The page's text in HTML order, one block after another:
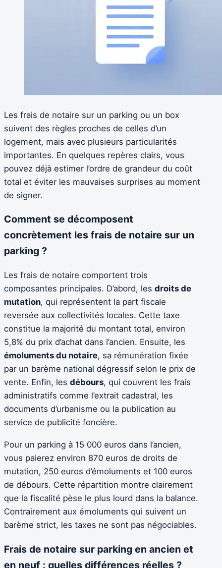
Les frais de notaire sur un parking ou un box
suivent des règles proches de celles d’un
logement, mais avec plusieurs particularités
importantes. En quelques repères clairs, vous
pouvez déjà estimer l’ordre de grandeur du coût
total et éviter les mauvaises surprises au moment
de signer.
Comment se décomposent
concrètement les frais de notaire sur un
parking ?
Les frais de notaire comportent trois
composantes principales. D’abord, les droits de
mutation, qui représentent la part fiscale
reversée aux collectivités locales. Cette taxe
constitue la majorité du montant total, environ
5,8% du prix d’achat dans l’ancien. Ensuite, les
émoluments du notaire, sa rémunération fixée
par un barème national dégressif selon le prix de
vente. Enfin, les débours, qui couvrent les frais
administratifs comme l’extrait cadastral, les
documents d’urbanisme ou la publication au
service de publicité foncière.
Pour un parking à 15 000 euros dans l’ancien,
vous paierez environ 870 euros de droits de
mutation, 250 euros d’émoluments et 100 euros
de débours. Cette répartition montre clairement
que la fiscalité pèse le plus lourd dans la balance.
Contrairement aux émoluments qui suivent un
barème strict, les taxes ne sont pas négociables.
Frais de notaire sur parking en ancien et
en neuf : quelles différences réelles ?